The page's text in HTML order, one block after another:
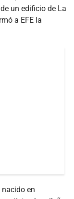
un edificio de La
a EFE la
nacido en